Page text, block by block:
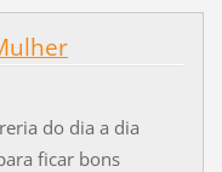
do dia a dia
ficar bons